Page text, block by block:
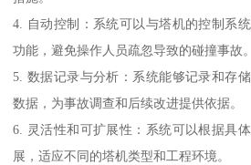
4. 自动控制：系统可以与塔机的控制系
功能，避免操作人员疏忽导致的碰撞事故。
5. 数据记录与分析：系统能够记录和存
数据，为事故调查和后续改进提供依据。
6. 灵活性和可扩展性：系统可以根据具
展，适应不同的塔机类型和工程环境。